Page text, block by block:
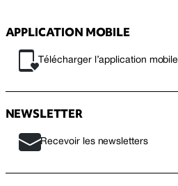
APPLICATION MOBILE
Télécharger l’application mobile
NEWSLETTER
Recevoir les newsletters